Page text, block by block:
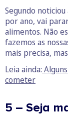
Segundo noticiou
por ano, vai
alimentos. Não
fazemos as
mais precisa,
Leia ainda:
cometer
5 – Seja